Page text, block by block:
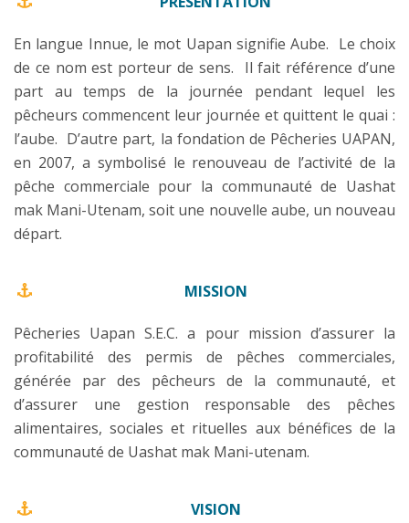
En langue Innue, le mot Uapan signifie Aube. Le choix
de ce nom est porteur de sens. Il fait référence d’une
part au temps de la journée pendant lequel les
pêcheurs commencent leur journée et quittent le quai :
l’aube. D’autre part, la fondation de Pêcheries UAPAN,
en 2007, a symbolisé le renouveau de l’activité de la
pêche commerciale pour la communauté de Uashat
mak Mani-Utenam, soit une nouvelle aube, un nouveau
départ.
MISSION
Pêcheries Uapan S.E.C. a pour mission d’assurer la
profitabilité des permis de pêches commerciales,
générée par des pêcheurs de la communauté, et
d’assurer une gestion responsable des pêches
alimentaires, sociales et rituelles aux bénéfices de la
communauté de Uashat mak Mani-utenam.
VISION